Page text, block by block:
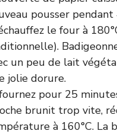
pousser
le four à
un peu de lait
jolie dorure.
pour 25
brunit trop vite,
à 160°C. La